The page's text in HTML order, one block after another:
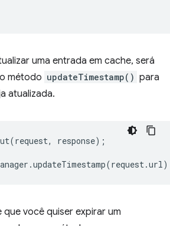
uma entrada em cache, será
método updateTimestamp() para
atualizada.
(request, response);
.updateTimestamp(request.url
que você quiser expirar um